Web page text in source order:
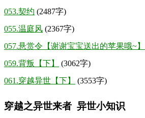
053.契约 (2487字)
055.温庭风 (2367字)
057.悬赏令【谢谢宝宝送出的苹果哦~】
059.背叛【下】
(3062字)
061.穿越异世【下】
(3553字)
穿越之异世来者 异世小知识